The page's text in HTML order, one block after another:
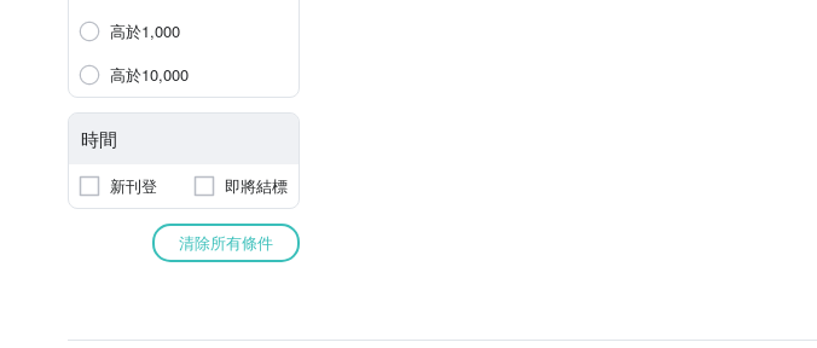
高於1,000
高於10,000
時間
新刊登 即將結標
清除所有條件